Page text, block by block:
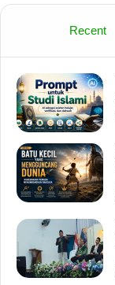
Recent